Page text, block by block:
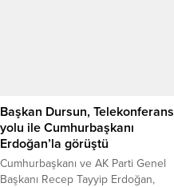
Başkan Dursun, Telekonferans
yolu ile Cumhurbaşkanı
Erdoğan’la görüştü
Cumhurbaşkanı ve AK Parti Genel
Başkanı Recep Tayyip Erdoğan,